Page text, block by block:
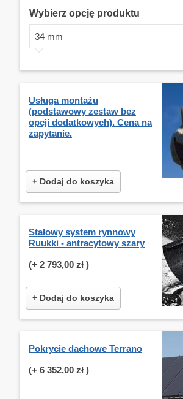
Wybierz opcję produktu
34 mm
Usługa montażu
(podstawowy zestaw bez
opcji dodatkowych). Cena na
zapytanie.
+ Dodaj do koszyka
Stalowy system rynnowy
Ruukki - antracytowy szary
(+ 2 793,00 zł )
+ Dodaj do koszyka
Pokrycie dachowe Terrano
(+ 6 352,00 zł )